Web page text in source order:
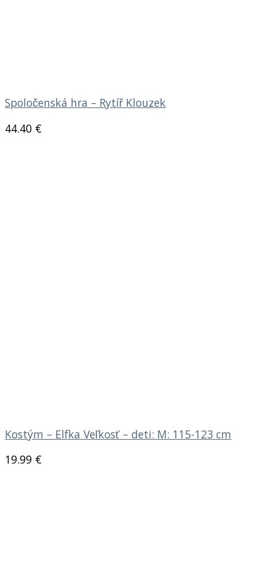
Spoločenská hra – Rytíř Klouzek
44.40 €
Kostým – Elfka Veľkosť – deti: M: 115-123 cm
19.99 €